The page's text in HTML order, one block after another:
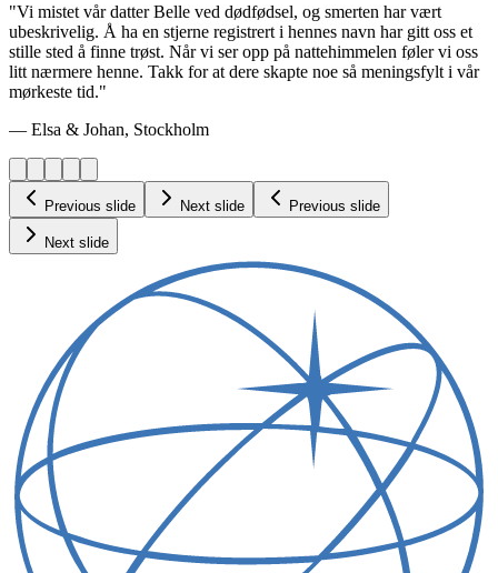
"Vi mistet vår datter Belle ved dødfødsel, og smerten har vært
ubeskrivelig. Å ha en stjerne registrert i hennes navn har gitt oss et
stille sted å finne trøst. Når vi ser opp på nattehimmelen føler vi oss
litt nærmere henne. Takk for at dere skapte noe så meningsfylt i vår
mørkeste tid."
— Elsa & Johan, Stockholm
Previous slide Next slide Previous slide
Next slide